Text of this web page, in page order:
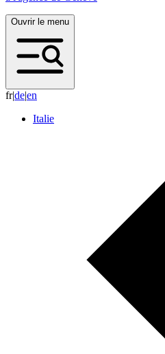
Ouvrir le menu
fr|de|en
Italie